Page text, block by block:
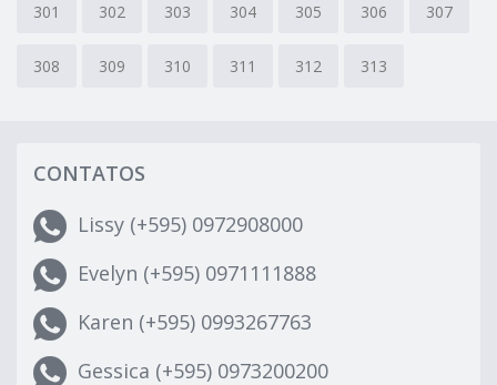
301 302 303 304 305 306 307
308 309 310 311 312 313
CONTATOS
Lissy (+595) 0972908000
Evelyn (+595) 0971111888
Karen (+595) 0993267763
Gessica (+595) 0973200200